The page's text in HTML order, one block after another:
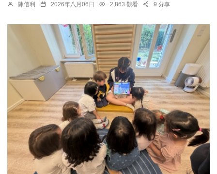
陳信利 2026年八月06日 2,863 觀看 9 分享